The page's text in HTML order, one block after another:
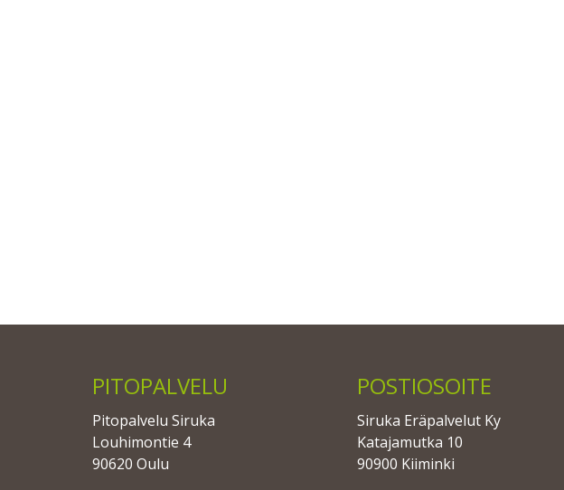
PITOPALVELU
Pitopalvelu Siruka
Louhimontie 4
90620 Oulu
POSTIOSOITE
Siruka Eräpalvelut Ky
Katajamutka 10
90900 Kiiminki